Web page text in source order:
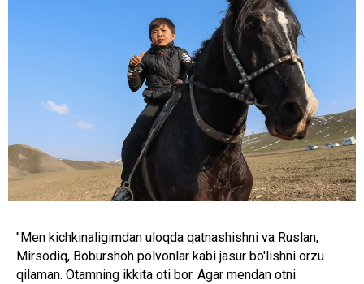
"Men kichkinaligimdan uloqda qatnashishni va Ruslan,
Mirsodiq, Boburshoh polvonlar kabi jasur bo'lishni orzu
qilaman. Otamning ikkita oti bor. Agar mendan otni